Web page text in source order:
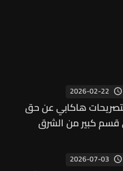
2026-02-22
هاكابي عن حق
قسم كبير من الشرق
2026-07-03